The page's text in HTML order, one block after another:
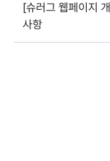
[슈러그 웹페이지
사항